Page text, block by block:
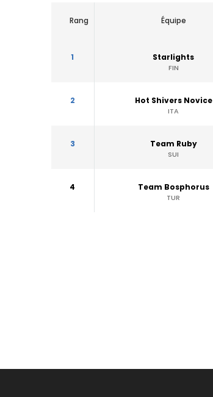
Rang Équipe
1 Starlights
FIN
2 Hot Shivers Novice
ITA
3 Team Ruby
SUI
4 Team Bosphorus
TUR